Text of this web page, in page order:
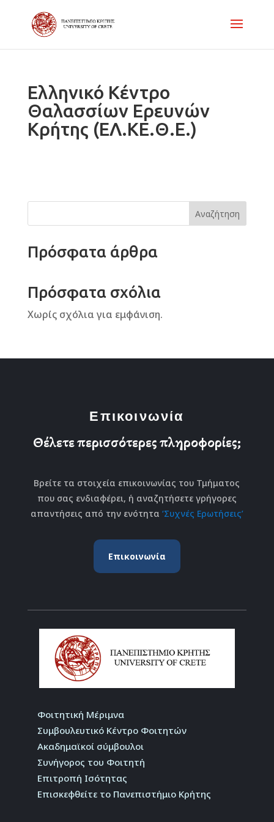
Ελληνικό Κέντρο
Θαλασσίων Ερευνών
Κρήτης (ΕΛ.ΚΕ.Θ.Ε.)
Αναζήτηση
Πρόσφατα άρθρα
Πρόσφατα σχόλια
Χωρίς σχόλια για εμφάνιση.
Επικοινωνία
Θέλετε περισσότερες πληροφορίες;
Βρείτε τα στοιχεία επικοινωνίας του Τμήματος
που σας ενδιαφέρει, ή αναζητήσετε γρήγορες
απαντήσεις από την ενότητα ‘Συχνές Ερωτήσεις’
Επικοινωνία
Φοιτητική Μέριμνα
Συμβουλευτικό Κέντρο Φοιτητών
Ακαδημαϊκοί σύμβουλοι
Συνήγορος του Φοιτητή
Επιτροπή Ισότητας
Επισκεφθείτε το Πανεπιστήμιο Κρήτης